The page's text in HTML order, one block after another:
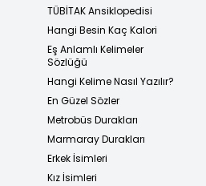
TÜBİTAK Ansiklopedisi
Hangi Besin Kaç Kalori
Eş Anlamlı Kelimeler
Sözlüğü
Hangi Kelime Nasıl Yazılır?
En Güzel Sözler
Metrobüs Durakları
Marmaray Durakları
Erkek İsimleri
Kız İsimleri